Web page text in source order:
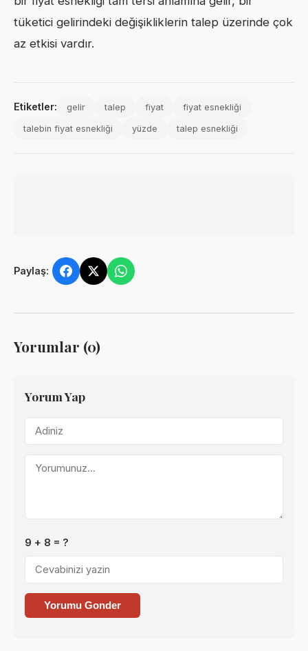
tüketici gelirindeki değişikliklerin talep üzerinde çok
az etkisi vardır.
Etiketler: gelir talep fiyat fiyat esnekliği
talebin fiyat esnekliği yüzde talep esnekliği
Paylaş:
Yorumlar (0)
Yorum Yap
9 + 8 = ?
Yorumu Gonder